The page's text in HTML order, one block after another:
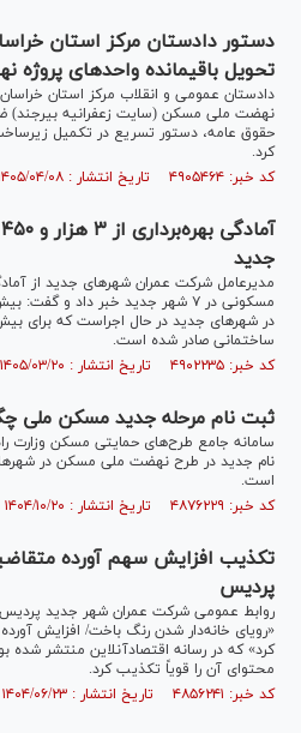
دستور دادستان مرکز استان
تحویل باقیمانده واحد‌های
دادستان عمومی و انقلاب مرکز استان خراسان
نهضت ملی مسکن (سایت زعفرانیه بیرجند)
حقوق عامه، دستور تسریع در تکمیل
کرد.
کد خبر: ۴۹۰۵۴۶۴ تاریخ انتشار : ۱۴۰۵/۰۴/۰۸
جدید
ساختمانی صادر شده است.
کد خبر: ۴۹۰۲۲۳۵ تاریخ انتشار : ۱۴۰۵/۰۳/۲۰
ثبت نام مرحله جدید مسکن ملی
سامانه جامع طرح‌های حمایتی مسکن وزارت
نام جدید در طرح نهضت ملی مسکن در
است.
کد خبر: ۴۸۷۶۲۲۹ تاریخ انتشار : ۱۴۰۴/۱۰/۲۰
تکذیب افزایش سهم آورده
پردیس
روابط عمومی شرکت عمران شهر جدید
«رویای خانه‌دار شدن رنگ باخت/ افزایش
کرد» که در رسانه اقتصادآنلاین منتشر شده
محتوای آن را قویاً تکذیب کرد.
کد خبر: ۴۸۵۶۲۴۱ تاریخ انتشار : ۱۴۰۴/۰۶/۲۳